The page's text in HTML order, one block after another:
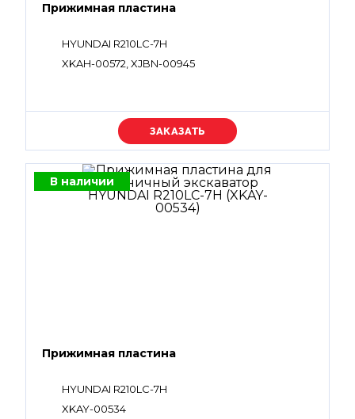
Прижимная пластина
HYUNDAI R210LC-7H
XKAH-00572, XJBN-00945
Уточняйте цену
В наличии
Прижимная пластина
HYUNDAI R210LC-7H
XKAY-00534